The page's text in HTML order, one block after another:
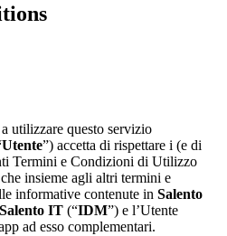
utilizzare questo servizio
”) accetta di rispettare i (e di
Termini e Condizioni di Utilizzo
insieme agli altri termini e
informative contenute in Salento
Salento IT (“IDM”) e l’Utente
ad esso complementari.